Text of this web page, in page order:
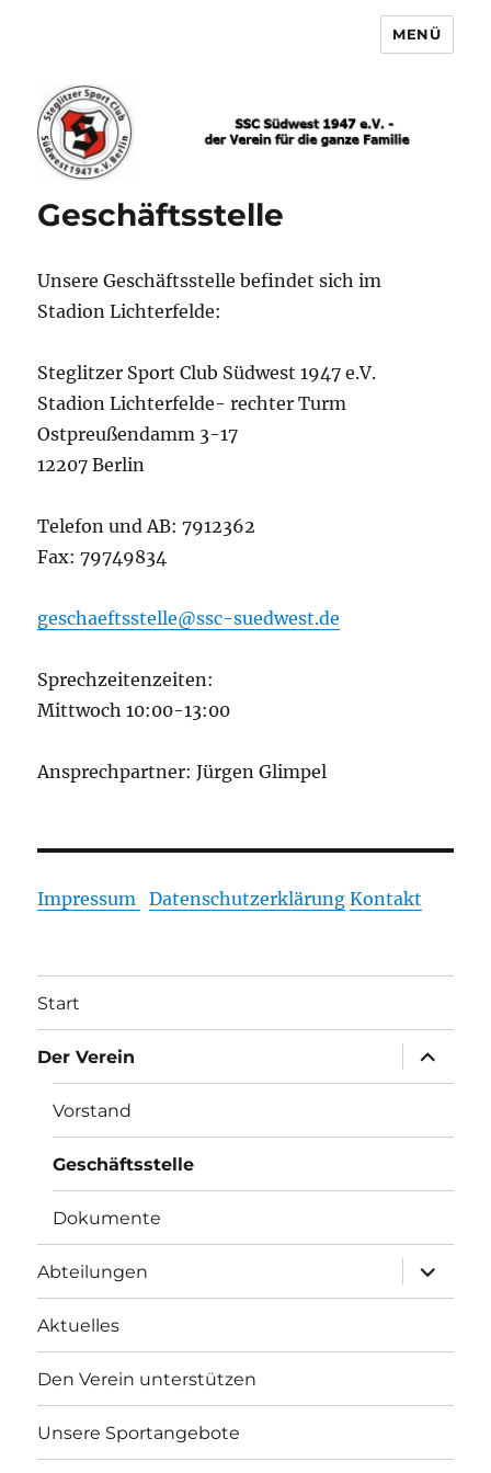
MENÜ
Geschäftsstelle
Unsere Geschäftsstelle befindet sich im
Stadion Lichterfelde:
Steglitzer Sport Club Südwest 1947 e.V.
Stadion Lichterfelde- rechter Turm
Ostpreußendamm 3-17
12207 Berlin
Telefon und AB: 7912362
Fax: 79749834
geschaeftsstelle@ssc-suedwest.de
Sprechzeitenzeiten:
Mittwoch 10:00-13:00
Ansprechpartner: Jürgen Glimpel
Impressum Datenschutzerklärung Kontakt
Start
Der Verein
öffnen
Vorstand
Geschäftsstelle
Dokumente
Abteilungen
öffnen
Aktuelles
Den Verein unterstützen
Unsere Sportangebote